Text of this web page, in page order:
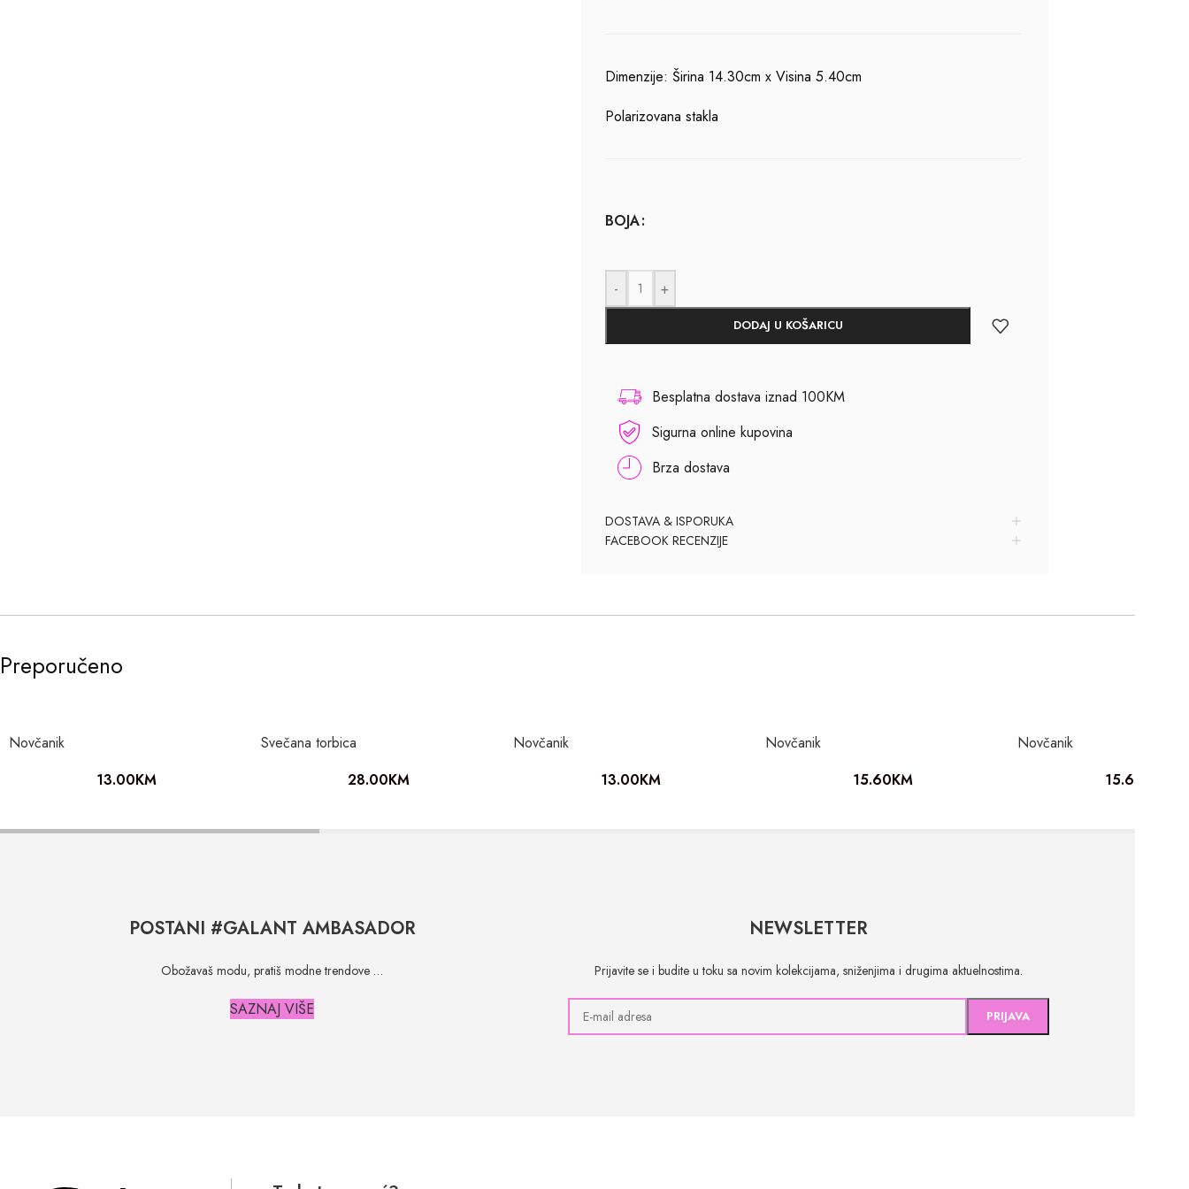
Dimenzije: Širina 14.30cm x Visina 5.40cm
Polarizovana stakla
BOJA
- +
DODAJ U KOŠARICU
Besplatna dostava iznad 100KM
Sigurna online kupovina
Brza dostava
DOSTAVA & ISPORUKA
FACEBOOK RECENZIJE
Preporučeno
Novčanik
13.00KM
Svečana torbica
28.00KM
Novčanik
13.00KM
Novčanik
15.60KM
Novčanik
15.60
POSTANI #GALANT AMBASADOR
Obožavaš modu, pratiš modne trendove …
SAZNAJ VIŠE
NEWSLETTER
Prijavite se i budite u toku sa novim kolekcijama, sniženjima i drugima aktuelnostima.